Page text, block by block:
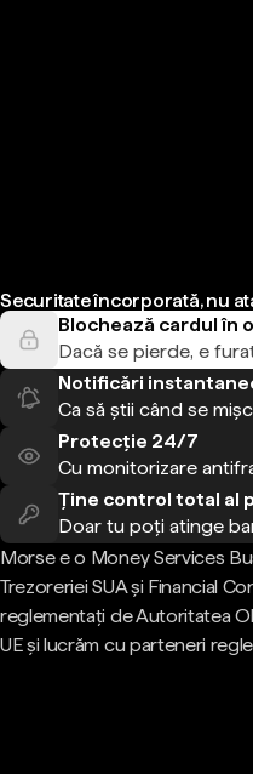
Securitate încorporată, nu
Blochează cardul în
Dacă se pierde, e
Notificări
Ca să știi când se
Protecție 24/7
Cu monitorizare
Ține control total al
Doar tu poți atinge
Morse e o Money Services
Trezoreriei SUA și Financial
reglementați de Autoritatea
UE și lucrăm cu parteneri